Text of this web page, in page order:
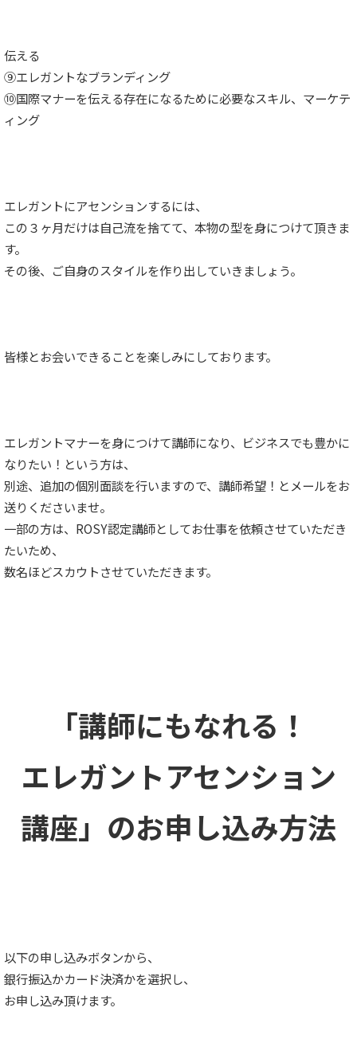
伝える
⑨エレガントなブランディング
⑩国際マナーを伝える存在になるために必要なスキル、マーケテ
ィング
エレガントにアセンションするには、
この３ヶ月だけは自己流を捨てて、本物の型を身につけて頂きま
す。
その後、ご自身のスタイルを作り出していきましょう。
皆様とお会いできることを楽しみにしております。
エレガントマナーを身につけて講師になり、ビジネスでも豊かに
なりたい！という方は、
別途、追加の個別面談を行いますので、講師希望！とメールをお
送りくださいませ。
一部の方は、ROSY認定講師としてお仕事を依頼させていただき
たいため、
数名ほどスカウトさせていただきます。
「講師にもなれる！
エレガントアセンション
講座」のお申し込み方法
以下の申し込みボタンから、
銀行振込かカード決済かを選択し、
お申し込み頂けます。